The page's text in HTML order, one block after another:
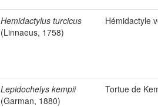
Hemidactylus turcicus
(Linnaeus, 1758)
Hémidactyle
Lepidochelys kempii
(Garman, 1880)
Tortue de